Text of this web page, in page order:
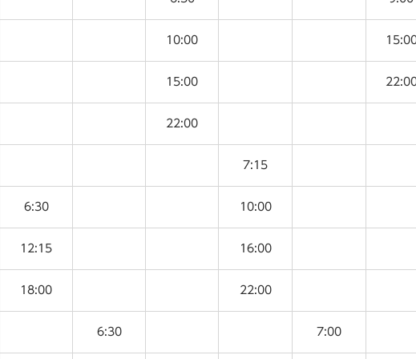
10:00
15:00
22:00
7:15
6:30 10:00
12:15 16:00
18:00 22:00
6:30 7:00